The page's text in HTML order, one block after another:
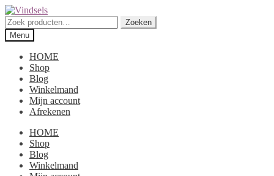
Ga
door
naar
navigatie
Ga
direct
naar
de
inhoud
Zoeken
naar:
Zoeken
Menu
HOME
Shop
Blog
Winkelmand
Mijn account
Afrekenen
HOME
Shop
Blog
Winkelmand